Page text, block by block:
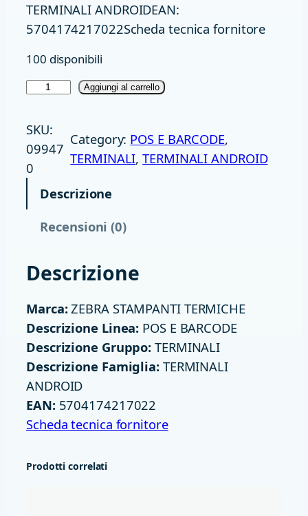
TERMINALI ANDROIDEAN:
5704174217022Scheda tecnica fornitore
100 disponibili
R
M
I
Z
E
B
R
A
M
C
3
3
0
X
Aggiungi al carrello
SKU:
09947
0
Category: POS E BARCODE
TERMINALI, TERMINALI ANDROID
Descrizione
Recensioni (0)
Descrizione
Marca:ZEBRA STAMPANTI TERMICHE
Descrizione Linea: POS E BARCODE
Descrizione Gruppo: TERMINALI
Descrizione Famiglia:TERMINALI
ANDROID
EAN:5704174217022
Scheda tecnica fornitore
Prodotti correlati